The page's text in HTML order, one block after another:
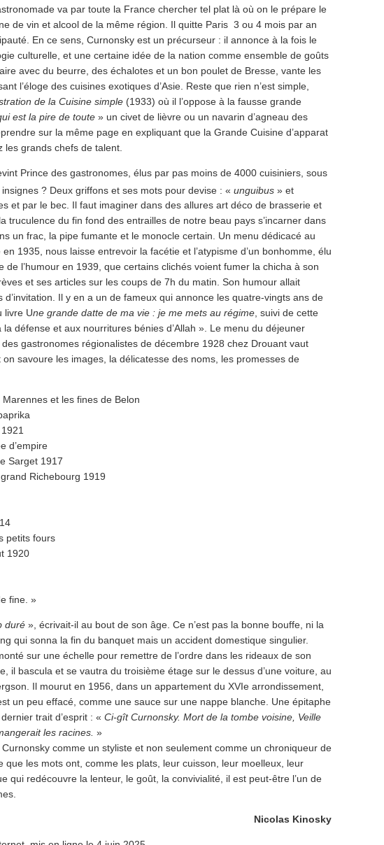
va par toute la France chercher tel plat là où on le prépare le
de vin et alcool de la même région. Il quitte Paris 3 ou 4 mois par an
En ce sens, Curnonsky est un précurseur : il annonce à la fois le
culturelle, et une certaine idée de la nation comme ensemble de goûts
avec du beurre, des échalotes et un bon poulet de Bresse, vante les
l’éloge des cuisines exotiques d’Asie. Reste que rien n’est simple,
de la Cuisine simple (1933) où il l’oppose à la fausse grande
est la pire de toute » un civet de lièvre ou un navarin d’agneau des
sur la même page en expliquant que la Grande Cuisine d’apparat
les grands chefs de talent.
Prince des gastronomes, élus par pas moins de 4000 cuisiniers, sous
insignes ? Deux griffons et ses mots pour devise : « unguibus » et
et par le bec. Il faut imaginer dans des allures art déco de brasserie et
truculence du fin fond des entrailles de notre beau pays s’incarner dans
un frac, la pipe fumante et le monocle certain. Un menu dédicacé au
1935, nous laisse entrevoir la facétie et l’atypisme d’un bonhomme, élu
de l’humour en 1939, que certains clichés voient fumer la chicha à son
et ses articles sur les coups de 7h du matin. Son humour allait
d’invitation. Il y en a un de fameux qui annonce les quatre-vingts ans de
livre Une grande datte de ma vie : je me mets au régime, suivi de cette
défense et aux nourritures bénies d’Allah ». Le menu du déjeuner
des gastronomes régionalistes de décembre 1928 chez Drouant vaut
savoure les images, la délicatesse des noms, les promesses de
et les fines de Belon
d’empire
Sarget 1917
Richebourg 1919
petits fours
1920
fine. »
duré », écrivait-il au bout de son âge. Ce n’est pas la bonne bouffe, ni la
qui sonna la fin du banquet mais un accident domestique singulier.
sur une échelle pour remettre de l’ordre dans les rideaux de son
il bascula et se vautra du troisième étage sur le dessus d’une voiture, au
Il mourut en 1956, dans un appartement du XVIe arrondissement,
un peu effacé, comme une sauce sur une nappe blanche. Une épitaphe
trait d’esprit : « Ci-gît Curnonsky. Mort de la tombe voisine, Veille
les racines. »
comme un styliste et non seulement comme un chroniqueur de
que les mots ont, comme les plats, leur cuisson, leur moelleux, leur
qui redécouvre la lenteur, le goût, la convivialité, il est peut-être l’un de
Nicolas Kinosky